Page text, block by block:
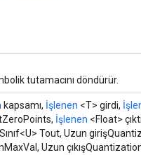
tutamacını döndürür.
kapsamı, İşlenen <T> girdi,
İşlenen <Float>
Tout, Uzun
Uzun